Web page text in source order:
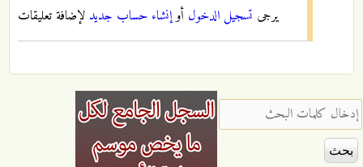
يرجى تسجيل الدخول أوإنشاء حساب جديد لإضافة تعليقات
‏إدخال كلمات البحث ‏